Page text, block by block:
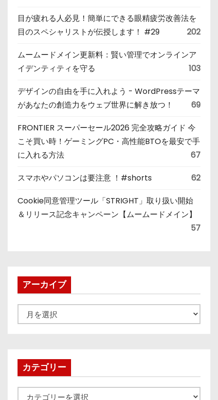
目が疲れる人必見！簡単にできる眼精疲労改善法を
目のスペシャリストが伝授します！ #29
202
ムームードメイン更新料：賢い管理でオンラインア
イデンティティを守る
103
デザインの自由を手に入れよう - WordPressテーマ
があなたの創造力をウェブ世界に解き放つ！
69
FRONTIER スーパーセール2026 完全攻略ガイド 今
こそ買い時！ゲーミングPC・高性能BTOを最安で手
に入れる方法
67
スマホやパソコンは要注意 ！#shorts 62
Cookie同意管理ツール「STRIGHT」取り扱い開始
＆リリース記念キャンペーン【ムームードメイン】
57
アーカイブ
ー
ブカテゴリー